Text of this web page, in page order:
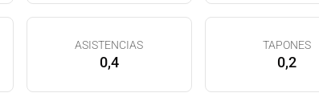
ASISTENCIAS
0,4
TAPONES
0,2